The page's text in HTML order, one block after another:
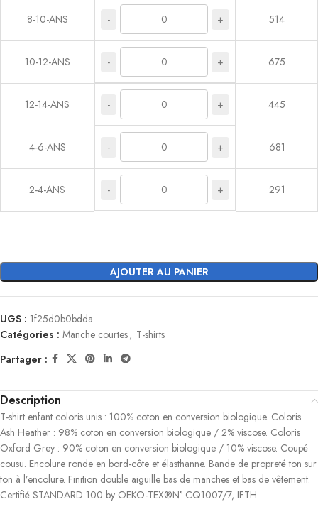
8-10-ANS - + 514
10-12-ANS - + 675
12-14-ANS - + 445
4-6-ANS - + 681
2-4-ANS - + 291
AJOUTER AU PANIER
UGS : 1f25d0b0bdda
Catégories : Manche courtes, T-shirts
Partager :
Description
T-shirt enfant coloris unis : 100% coton en conversion biologique. Coloris
Ash Heather : 98% coton en conversion biologique / 2% viscose. Coloris
Oxford Grey : 90% coton en conversion biologique / 10% viscose. Coupé
cousu. Encolure ronde en bord-côte et élasthanne. Bande de propreté ton sur
ton à l’encolure. Finition double aiguille bas de manches et bas de vêtement.
Certifié STANDARD 100 by OEKO-TEX®N° CQ1007/7, IFTH.